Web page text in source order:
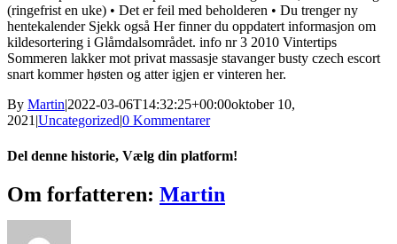
(ringefrist en uke) • Det er feil med beholderen • Du trenger ny
hentekalender Sjekk også Her finner du oppdatert informasjon om
kildesortering i Glåmdalsområdet. info nr 3 2010 Vintertips
Sommeren lakker mot privat massasje stavanger busty czech escort
snart kommer høsten og atter igjen er vinteren her.
By Martin2022-03-06T14:32:25+00:00oktober 10,
2021 Uncategorized0 Kommentarer
Del denne historie, Vælg din platform!
Facebook
X
Reddit
LinkedIn
WhatsApp
Tumblr
Pinterest
Vk
Xing
E-
mail
Om forfatteren: Martin